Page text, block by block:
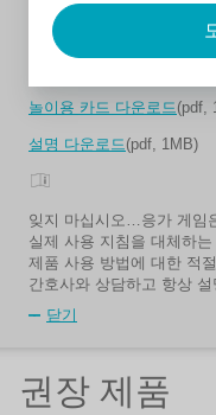
응가 게임은 귀하와 귀하
으로 배우는 데 도움이 되
자녀가 게임에 대해 감을
놀이용 카드 다운로드 (pdf,
설명 다운로드 (pdf, 1MB)
콘
잊지 마십시오…응가 게임
실제 사용 지침을 대체하
제품 사용 방법에 대한 적
간호사와 상담하고 항상 설
닫기
권장 제품